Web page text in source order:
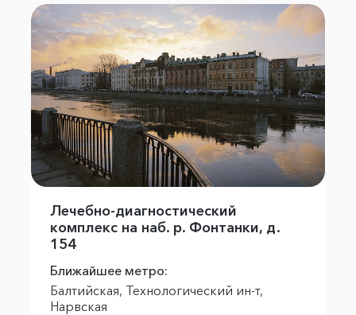
Лечебно-диагностический
комплекс на наб. р. Фонтанки, д.
154
Ближайшее метро:
Балтийская, Технологический ин-т,
Нарвская